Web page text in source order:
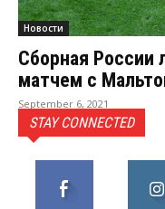
Новости
Сборная России
матчем с
September 6, 2021
STAY CONNECTED